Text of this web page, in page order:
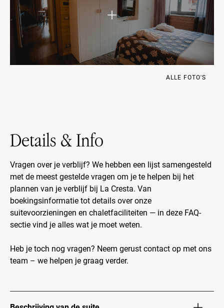
ALLE FOTO'S
Details & Info
Vragen over je verblijf? We hebben een lijst samengesteld
met de meest gestelde vragen om je te helpen bij het
plannen van je verblijf bij La Cresta. Van
boekingsinformatie tot details over onze
suitevoorzieningen en chaletfaciliteiten — in deze FAQ-
sectie vind je alles wat je moet weten.
Heb je toch nog vragen? Neem gerust contact op met ons
team – we helpen je graag verder.